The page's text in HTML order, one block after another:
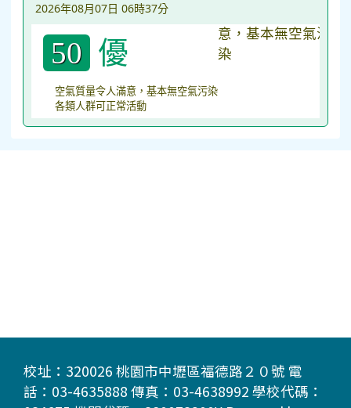
2026年08月07日 06時37分
50 優
空氣質量令人滿意，基本無空氣污染
各類人群可正常活動
校址：320026 桃園市中壢區福德路２０號 電
話：03-4635888 傳真：03-4638992 學校代碼：